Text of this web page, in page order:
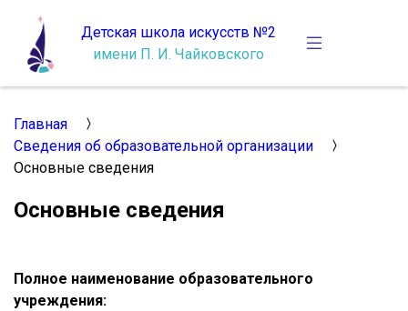
Детская школа искусств №2
имени П. И. Чайковского
Главная
Сведения об образовательной организации
Основные сведения
Основные сведения
Полное наименование образовательного
учреждения: